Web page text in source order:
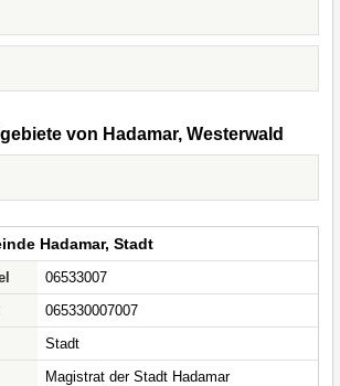
von Hadamar, Westerwald
Hadamar, Stadt
06533007
065330007007
Stadt
Magistrat der Stadt Hadamar